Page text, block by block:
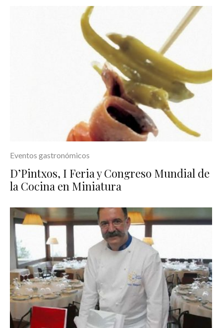
Eventos gastronómicos
D’Pintxos, I Feria y Congreso Mundial de
la Cocina en Miniatura